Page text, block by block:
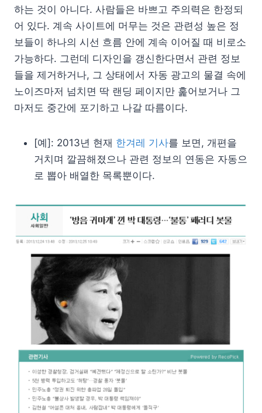
하는 것이 아니다. 사람들은 바쁘고 주의력은 한정되
어 있다. 계속 사이트에 머무는 것은 관련성 높은 정
보들이 하나의 시선 흐름 안에 계속 이어질 때 비로소
가능하다. 그런데 디자인을 갱신한다면서 관련 정보
들을 제거하거나, 그 상태에서 자동 광고의 물결 속에
노이즈마저 넘치면 딱 랜딩 페이지만 훑어보거나 그
마저도 중간에 포기하고 나갈 따름이다.
[예]: 2013년 현재 한겨레 기사를 보면, 개편을
거치며 깔끔해졌으나 관련 정보의 연동은 자동으
로 뽑아 배열한 목록뿐이다.